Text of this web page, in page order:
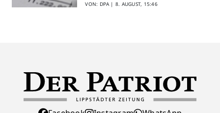
VON: DPA | 8. AUGUST, 15:46